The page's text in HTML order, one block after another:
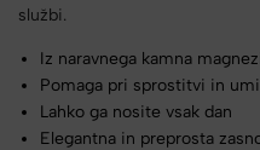
službi.
Iz naravnega kamna
Pomaga pri sprostitvi in
Lahko ga nosite vsak dan
Elegantna in preprosta